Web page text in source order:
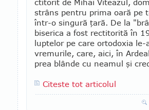
ctitorit de Mihai Viteazul,
strâns pentru pri­ma oară pe
într-o sin­gură ţară. De la
biserica a fost rectitorită în
luptelor pe care ortodoxia
vremu­rile, care, aici, în
prea blânde cu neamul şi
Citeste tot articolul